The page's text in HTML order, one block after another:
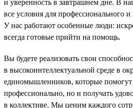
и уверенность в завтрашнем дне. В
все условия для профессионального и
У нас работают особенные люди:
всегда готовые прийти на помощь.
Вы будете реализовать свои
в высокоинтеллектуальной среде в
единомышленников, которые помогут
профессионально, но и получать
в коллективе. Мы ценим каждого